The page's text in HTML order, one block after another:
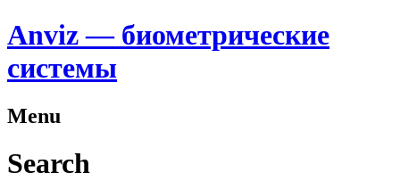
Anviz — биометрические
системы
Menu
Search